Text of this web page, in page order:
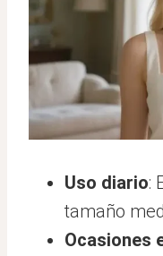
Uso diario:
tamaño
Ocasiones